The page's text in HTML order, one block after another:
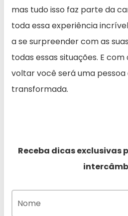
mas tudo isso faz parte da
toda essa experiência
a se surpreender com as
todas essas situações. E
voltar você será uma
transformada.
Receba dicas exclusivas